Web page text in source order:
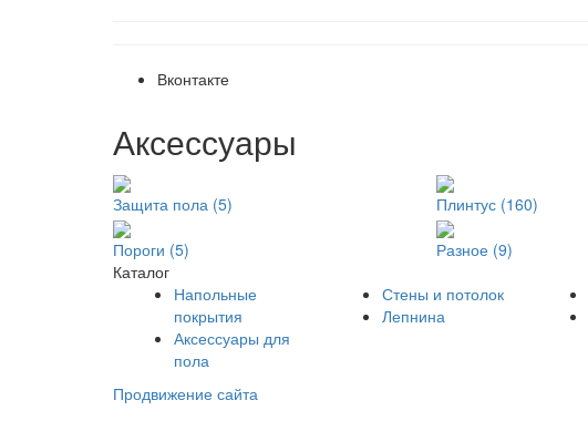
Вконтакте
Аксессуары
Защита пола (5) Плинтус (160)
Пороги (5)
Разное (9)
Каталог
Напольные
покрытия
Аксессуары для
пола
Стены и потолок
Лепнина
Продвижение сайта